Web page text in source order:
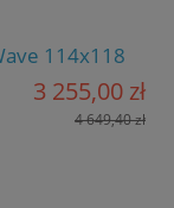
114x118
3 255,00 zł
4 649,40 zł